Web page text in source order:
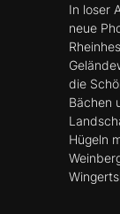
In loser
neue
die
Bächen
Hügeln